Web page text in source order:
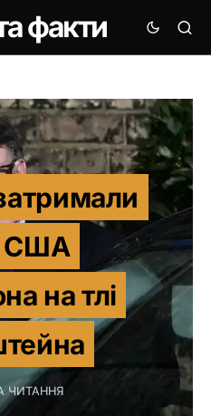
факти
США
на тлі
ЧИТАННЯ